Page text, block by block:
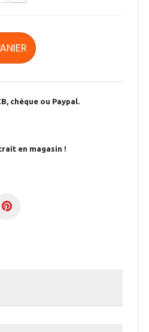
chèque ou Paypal.
en magasin !